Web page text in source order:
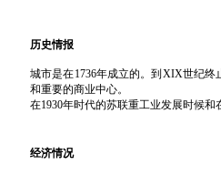
历史情报
城市是在1736年成立的。到XIX世纪
和重要的商业中心。
在1930年时代的苏联重工业发展时候和
经济情况